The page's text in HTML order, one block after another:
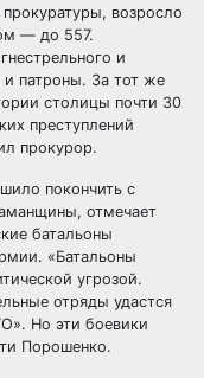
возросло
— до 557.
и
и патроны. За тот же
столицы почти 30
преступлений
прокурор.
покончить с
отмечает
батальоны
«Батальоны
угрозой.
отряды удастся
Но эти боевики
Порошенко.